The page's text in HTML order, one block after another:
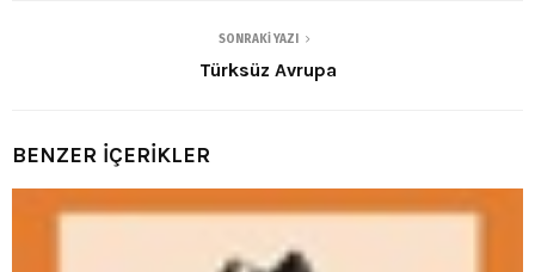
SONRAKI YAZI
Türksüz Avrupa
BENZER İÇERİKLER